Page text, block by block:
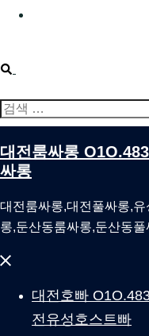
Search
검
색:
대전룸싸롱
싸롱
대전룸싸롱,대전풀싸롱,
롱,둔산동룸싸롱,둔산동
Close
대전호빠
전유성호스트빠